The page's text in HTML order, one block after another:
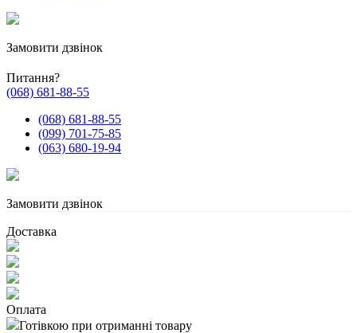
Замовити дзвінок
Питання?
(068) 681-88-55
(068) 681-88-55
(099) 701-75-85
(063) 680-19-94
Замовити дзвінок
Доставка
Оплата
Готівкою при отриманні товару